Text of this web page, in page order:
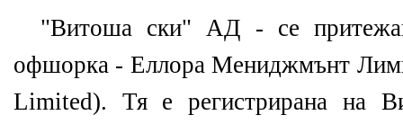
"Витоша ски" АД - се
офшорка - Еллора Мениджмънт
Limited). Тя е регистрирана на